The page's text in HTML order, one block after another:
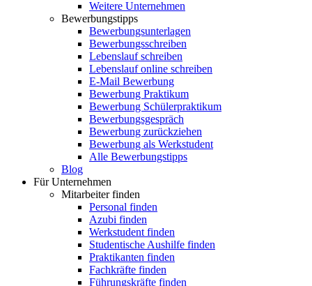
Weitere Unternehmen
Bewerbungstipps
Bewerbungsunterlagen
Bewerbungsschreiben
Lebenslauf schreiben
Lebenslauf online schreiben
E-Mail Bewerbung
Bewerbung Praktikum
Bewerbung Schülerpraktikum
Bewerbungsgespräch
Bewerbung zurückziehen
Bewerbung als Werkstudent
Alle Bewerbungstipps
Blog
Für Unternehmen
Mitarbeiter finden
Personal finden
Azubi finden
Werkstudent finden
Studentische Aushilfe finden
Praktikanten finden
Fachkräfte finden
Führungskräfte finden